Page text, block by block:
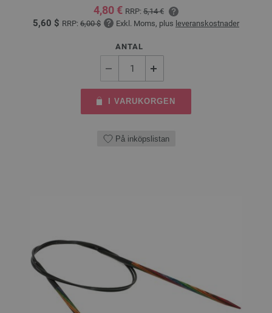
4,80 € RRP: 5,14 €
5,60 $ RRP: 6,00 $ Exkl. Moms, plus leveranskostnader
ANTAL
I VARUKORGEN
På inköpslistan